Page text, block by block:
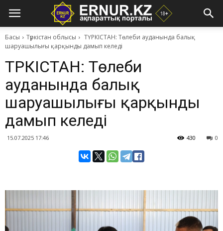
Басы Түркістан облысы
ТҮРКІСТАН: Төлеби ауданында балық
шаруашылығы қарқынды дамып келеді
ТҮРКІСТАН: Төлеби
ауданында балық
шаруашылығы қарқынды
дамып келеді
15.07.2025 17:46 0
430